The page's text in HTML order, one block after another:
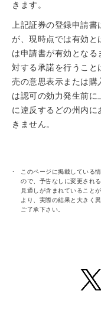
きます。
上記証券の登録申請書
が、現時点では有効と
は申請書が有効となる
対する承諾を行うこと
売の意思表示または購
は認可の効力発生前
に違反するどの州内
きません。
このページに掲載している
ので、予告なしに変更され
見通しが含まれていること
より、実際の結果と大きく
ご了承下さい。